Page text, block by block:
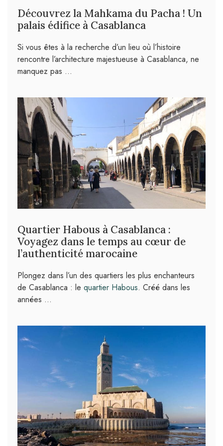
Découvrez la Mahkama du Pacha ! Un
palais édifice à Casablanca
Si vous êtes à la recherche d’un lieu où l’histoire
rencontre l’architecture majestueuse à Casablanca, ne
manquez pas …
Quartier Habous à Casablanca :
Voyagez dans le temps au cœur de
l’authenticité marocaine
Plongez dans l’un des quartiers les plus enchanteurs
de Casablanca : le quartier Habous. Créé dans les
années …